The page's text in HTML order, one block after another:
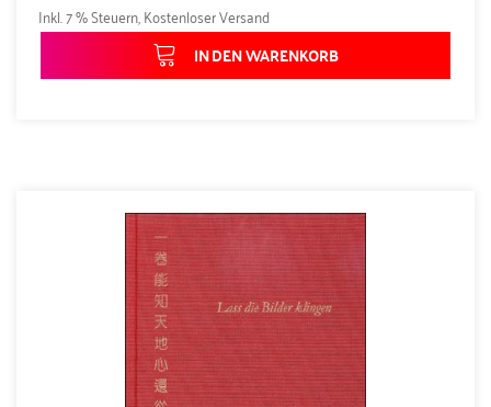
Inkl. 7 % Steuern,Kostenloser Versand
IN DEN WARENKORB